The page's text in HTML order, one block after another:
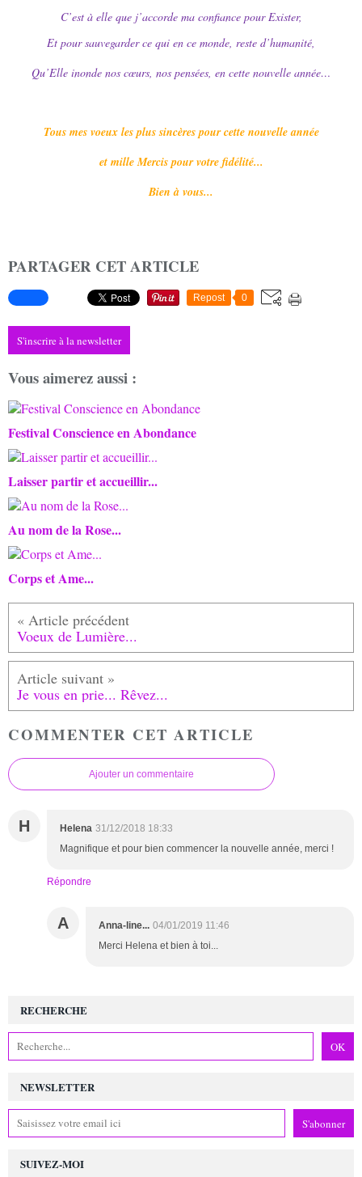
C’est à elle que j’accorde ma confiance pour Exister,
Et pour sauvegarder ce qui en ce monde, reste d’humanité,
Qu’Elle inonde nos cœurs, nos pensées, en cette nouvelle année…
Tous mes voeux les plus sincères pour cette nouvelle année
et mille Mercis pour votre fidélité...
Bien à vous...
PARTAGER CET ARTICLE
Repost 0
S'inscrire à la newsletter
Vous aimerez aussi :
Festival Conscience en Abondance
Laisser partir et accueillir...
Au nom de la Rose...
Corps et Ame...
Voeux de Lumière...
Je vous en prie... Rêvez...
COMMENTER CET ARTICLE
Ajouter un commentaire
H Helena 31/12/2018 18:33
Magnifique et pour bien commencer la nouvelle année, merci !
Répondre
A Anna-line... 04/01/2019 11:46
Merci Helena et bien à toi...
NEWSLETTER
SUIVEZ-MOI
RECHERCHE